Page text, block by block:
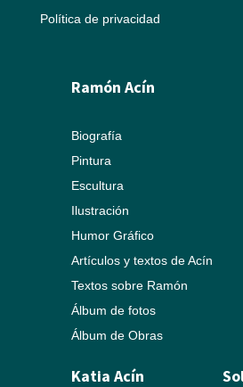
Política de privacidad
Ramón Acín
Biografía
Pintura
Escultura
Ilustración
Humor Gráfico
Artículos y textos de Acín
Textos sobre Ramón
Álbum de fotos
Álbum de Obras
Katia Acín